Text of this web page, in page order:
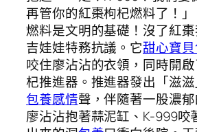
再管你的紅棗枸杞燃料了！
燃料是文明的基礎！沒了紅棗
吉娃娃特務抗議。它甜心寶
咬住廖沾沾的衣領，同時開
杞推進器。推進器發出「滋
包養感情聲，伴隨著一股濃郁
廖沾沾抱著蒜泥缸、K-999咬